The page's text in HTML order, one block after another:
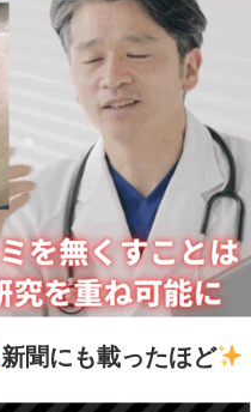
新聞にも載ったほど